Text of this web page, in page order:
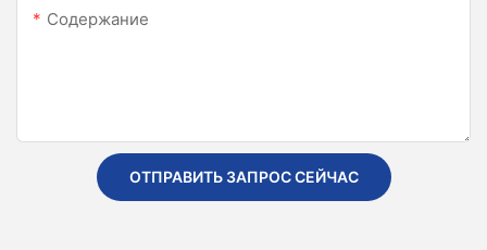
Содержание
ОТПРАВИТЬ ЗАПРОС СЕЙЧАС